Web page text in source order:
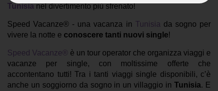
Tunisia nel divertimento più sfrenato!
Speed Vacanze® - una vacanza in Tunisia da sogno per
vivere la notte e conoscere tanti nuovi single!
Speed Vacanze® è un tour operator che organizza viaggi e
vacanze per single, con moltissime offerte che
accontentano tutti! Tra i tanti viaggi single disponibili, c’è
anche un soggiorno da sogno in un villaggio inTunisia. E